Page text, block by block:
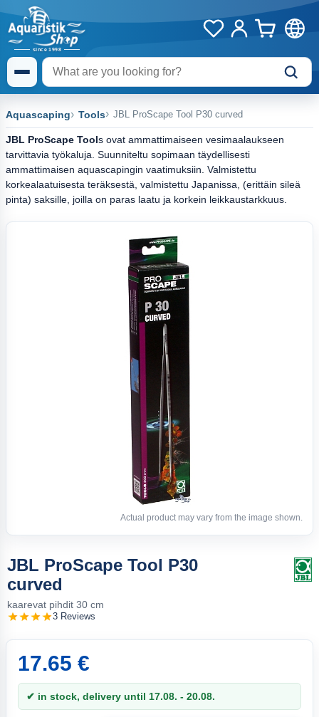
Aquascaping Tools JBL ProScape Tool P30 curved
JBL ProScape Tools ovat ammattimaiseen vesimaalaukseen
tarvittavia työkaluja. Suunniteltu sopimaan täydellisesti
ammattimaisen aquascapingin vaatimuksiin. Valmistettu
korkealaatuisesta teräksestä, valmistettu Japanissa, (erittäin sileä
pinta) saksille, joilla on paras laatu ja korkein leikkaustarkkuus.
Actual product may vary from the image shown.
JBL ProScape Tool P30
curved
kaarevat pihdit 30 cm
3 Reviews
17.65 €
✔ in stock, delivery until 17.08. - 20.08.